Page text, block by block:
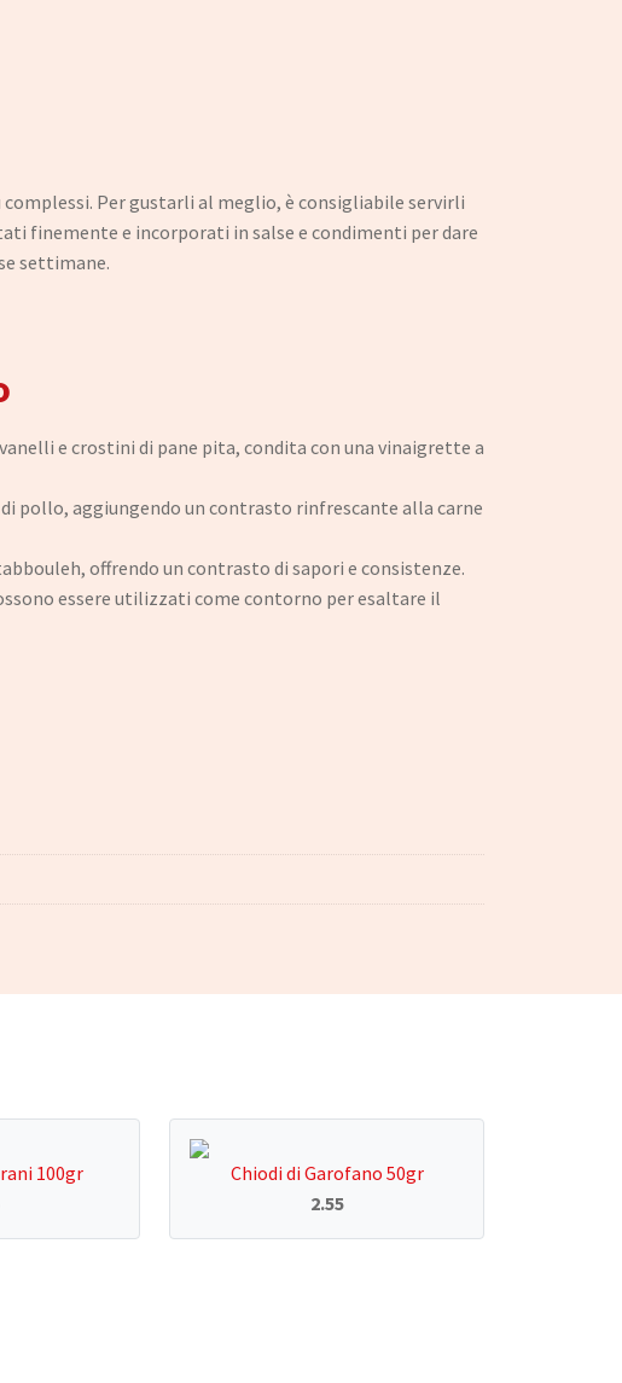
Per gustarli al meglio, è consigliabile servirli
finemente e incorporati in salse e condimenti per dare
settimane.
e crostini di pane pita, condita con una vinaigrette a
pollo, aggiungendo un contrasto rinfrescante alla carne
offrendo un contrasto di sapori e consistenze.
essere utilizzati come contorno per esaltare il
100gr
Chiodi di Garofano 50gr
2.55